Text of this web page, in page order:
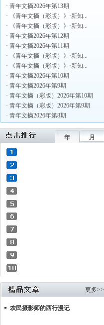
· 青年文摘2026年第13期
· 《青年文摘（彩版）》·新知...
· 《青年文摘（彩版）》·新知...
· 青年文摘2026年第12期
· 青年文摘2026年第11期
· 《青年文摘（彩版）》·新知...
· 《青年文摘（彩版）》·新知...
· 青年文摘2026年第10期
· 青年文摘2026年第9期
· 青年文摘（彩版）2026年第10期
· 青年文摘（彩版）2026年第9期
· 青年文摘2026年第8期
年 月
更多>>
农民摄影师的西行漫记